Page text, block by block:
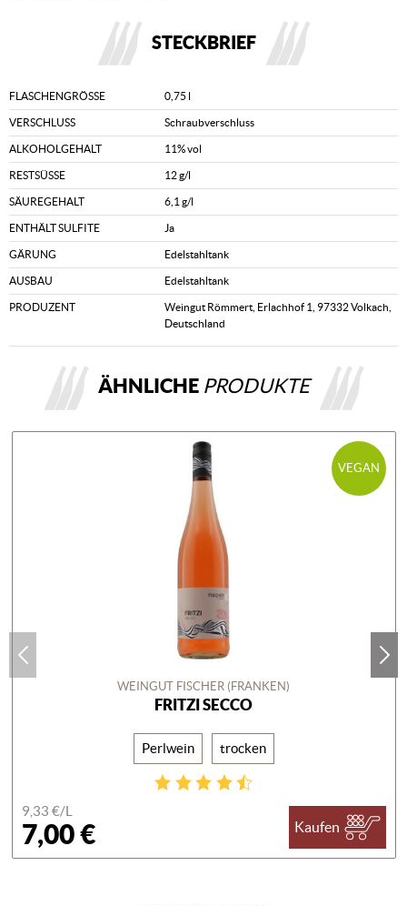
STECKBRIEF
FLASCHENGRÖSSE 0,75 l
VERSCHLUSS Schraubverschluss
ALKOHOLGEHALT 11% vol
RESTSÜSSE 12 g/l
SÄUREGEHALT 6,1 g/l
ENTHÄLT SULFITE Ja
GÄRUNG Edelstahltank
AUSBAU Edelstahltank
PRODUZENT
Weingut Römmert, Erlachhof 1, 97332 Volkach,
Deutschland
ÄHNLICHE PRODUKTE
VEGAN
WEINGUT FISCHER (FRANKEN)
FRITZI SECCO
Perlwein trocken
9,33 €/L
7,00 € Kaufen